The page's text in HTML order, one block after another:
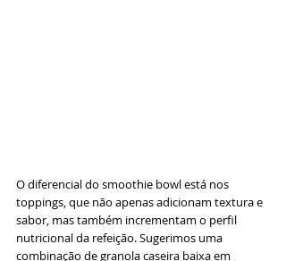
O diferencial do smoothie bowl está nos
toppings, que não apenas adicionam textura e
sabor, mas também incrementam o perfil
nutricional da refeição. Sugerimos uma
combinação de granola caseira baixa em